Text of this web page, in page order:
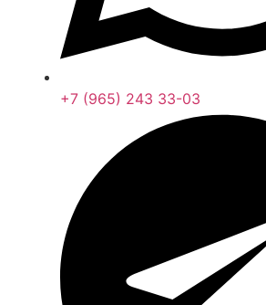
+7 (965) 243 33-03